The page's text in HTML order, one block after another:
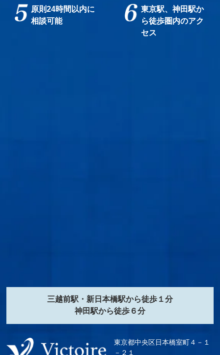
原則24時間以内に
相談可能
東京駅、神田駅か
ら徒歩圏内のアク
セス
三越前駅・新日本橋駅から徒歩１分
神田駅から徒歩６分
東京都中央区日本橋室町４－１
－２１